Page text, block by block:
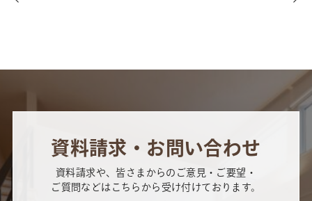
資料請求・お問い合わせ
資料請求や、皆さまからのご意見・ご要望・
ご質問などはこちらから受け付けております。